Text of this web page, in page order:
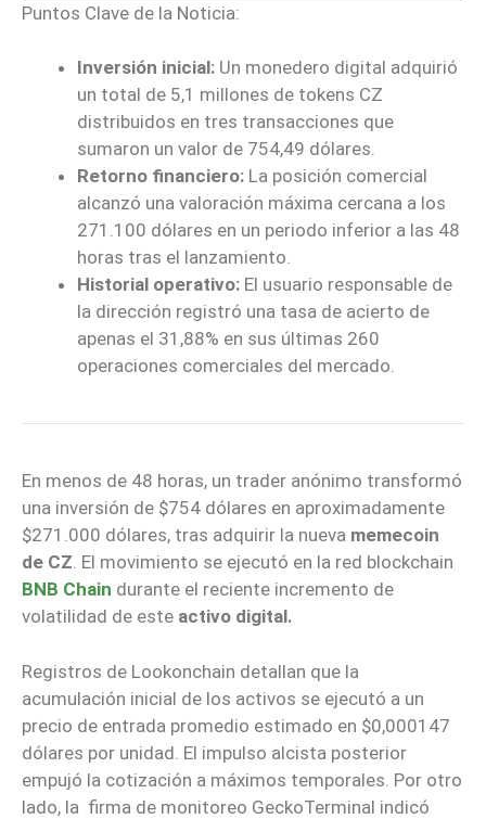
Puntos Clave de la Noticia:
Inversión inicial: Un monedero digital adquirió
un total de 5,1 millones de tokens CZ
distribuidos en tres transacciones que
sumaron un valor de 754,49 dólares.
Retorno financiero: La posición comercial
alcanzó una valoración máxima cercana a los
271.100 dólares en un periodo inferior a las 48
horas tras el lanzamiento.
Historial operativo: El usuario responsable de
la dirección registró una tasa de acierto de
apenas el 31,88% en sus últimas 260
operaciones comerciales del mercado.
En menos de 48 horas, un trader anónimo transformó
una inversión de $754 dólares en aproximadamente
$271.000 dólares, tras adquirir la nueva memecoin
de CZ. El movimiento se ejecutó en la red blockchain
BNB Chain durante el reciente incremento de
volatilidad de este activo digital.
Registros de Lookonchain detallan que la
acumulación inicial de los activos se ejecutó a un
precio de entrada promedio estimado en $0,000147
dólares por unidad. El impulso alcista posterior
empujó la cotización a máximos temporales. Por otro
lado, la firma de monitoreo GeckoTerminal indicó